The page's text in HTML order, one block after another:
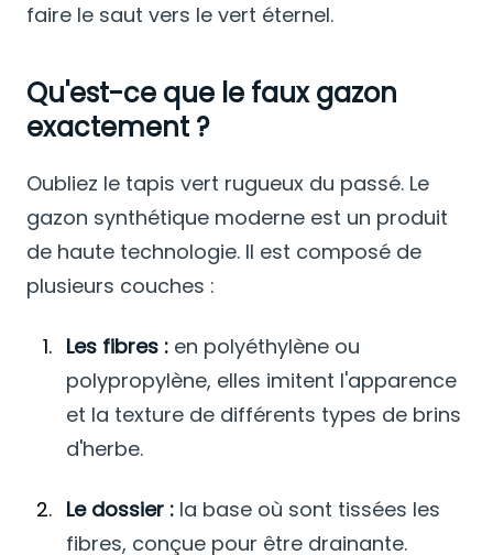
faire le saut vers le vert éternel.
Qu'est-ce que le faux gazon
exactement ?
Oubliez le tapis vert rugueux du passé. Le
gazon synthétique moderne est un produit
de haute technologie. Il est composé de
plusieurs couches :
Les fibres : en polyéthylène ou
polypropylène, elles imitent l'apparence
et la texture de différents types de brins
d'herbe.
Le dossier : la base où sont tissées les
fibres, conçue pour être drainante.